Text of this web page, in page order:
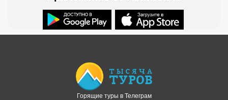
☎ +7(499)11-33-403
✉ Написать письмо
Бронирование онлайн: